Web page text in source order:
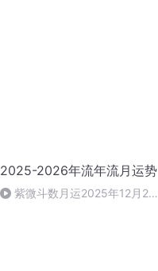
2025-2026年流年流月运势
紫微斗数月运2025年12月20